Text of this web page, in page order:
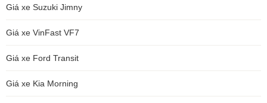
Giá xe Suzuki Jimny
Giá xe VinFast VF7
Giá xe Ford Transit
Giá xe Kia Morning